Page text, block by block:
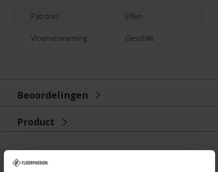
Beoordelingen
Product
Patroon: Effen
Vloerverwarming: Geschikt
Gerelateerde producten